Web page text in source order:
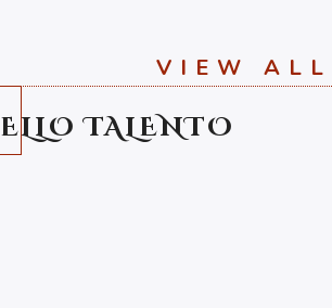
VIEW ALL
ELLO TALENTO